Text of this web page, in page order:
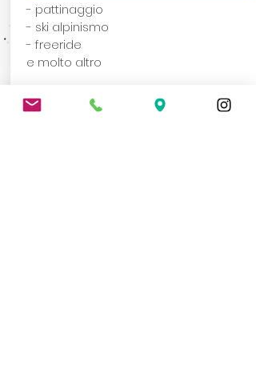
- pattinaggio
- ski alpinismo
- freeride
e molto altro